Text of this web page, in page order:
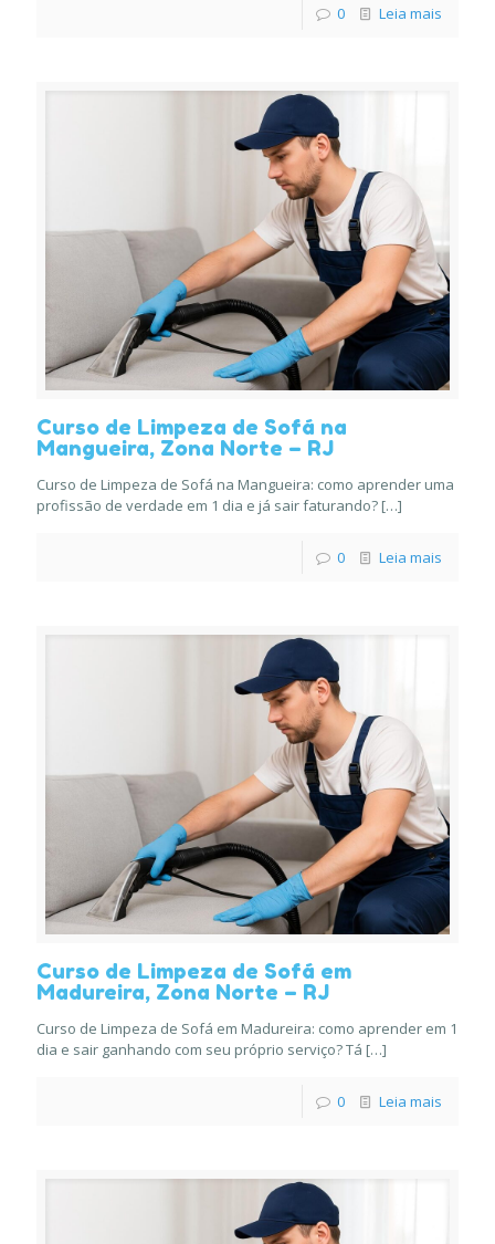
0 Leia mais
Curso de Limpeza de Sofá na
Mangueira, Zona Norte – RJ
Curso de Limpeza de Sofá na Mangueira: como aprender uma
profissão de verdade em 1 dia e já sair faturando? […]
0 Leia mais
Curso de Limpeza de Sofá em
Madureira, Zona Norte – RJ
Curso de Limpeza de Sofá em Madureira: como aprender em 1
dia e sair ganhando com seu próprio serviço? Tá […]
0 Leia mais